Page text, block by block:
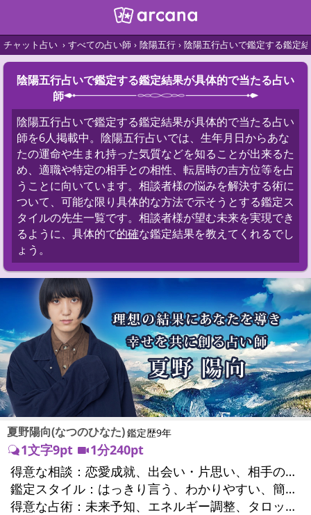
チャット占い すべての占い師 陰陽五行 陰陽五行占いで鑑定する鑑定
陰陽五行占いで鑑定する鑑定結果が具体的で当たる占い
師
陰陽五行占いで鑑定する鑑定結果が具体的で当たる占い
師を6人掲載中。陰陽五行占いでは、生年月日からあな
たの運命や生まれ持った気質などを知ることが出来るた
め、適職や特定の相手との相性、転居時の吉方位等を占
うことに向いています。相談者様の悩みを解決する術に
ついて、可能な限り具体的な方法で示そうとする鑑定ス
タイルの先生一覧です。相談者様が望む未来を実現でき
るように、具体的で的確な鑑定結果を教えてくれるでし
ょう。
夏野陽向(なつのひなた)鑑定歴9年
1文字9pt
1分240pt
得意な相談：
恋愛成就、出会い・片思い、相手の気持ち、相性、縁結び、結婚、男心・女心、二人の今後、複雑な恋愛、三角関係、略奪愛、浮気、不倫、復活愛、復縁、離婚、同性愛・LGBT、人間関係、職場の人間関係、対人関係、仕事運、適職、天職、転職、進路、就職、人生全般、使命、経営相談、人事、開業、廃業、夢、目標、ビジネスチャンス、ビジネスパートナー、パワーハラスメント、セクシャルハラスメント、家族関係、夫婦関係、家庭問題、夫婦問題、親族問題、育児・子育て、シングルマザー、ドメスティックバイオレンス、美容、精神問題、心の問題、うつ、トラウマ、ストレス、いじめ、人生相談、ペットの気持ち、金運、金銭トラブル、ご近所問題、縁切り
鑑定スタイル：
はっきり言う、わかりやすい、簡潔、具体的、的確、納得感、情報量が多い、じっくり聞いてくれる、深く濃厚、勇気をくれる、前向き・元気になれる、実力派
得意な占術：
未来予知、エネルギー調整、タロット、四柱推命、数秘術、陰陽五行、ヒーリング、カウンセリング